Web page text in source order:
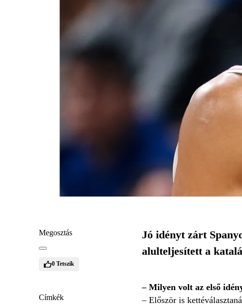
Megosztás
0 Tetszik
Címkék
Jó idényt zárt
alulteljesített a
– Milyen volt az első
– Először is